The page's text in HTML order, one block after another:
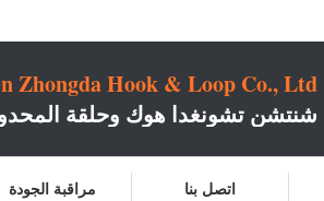
Zhongda Hook & Loop Co., Ltd
شنتشن تشونغدا هوك وحلقة
مراقبة الجودة اتصل بنا